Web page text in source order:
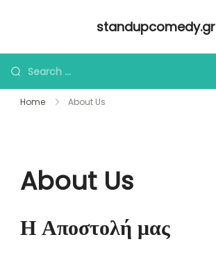
standupcomedy.gr
Looking
for
Something?
Home About Us
About Us
Η Αποστολή μας